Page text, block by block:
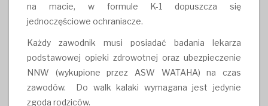
na macie, w formule K-1 dopuszcza się
jednoczęściowe ochraniacze.
Każdy zawodnik musi posiadać badania lekarza
podstawowej opieki zdrowotnej oraz ubezpieczenie
NNW (wykupione przez ASW WATAHA) na czas
zawodów. Do walk kalaki wymagana jest jedynie
zgoda rodziców.